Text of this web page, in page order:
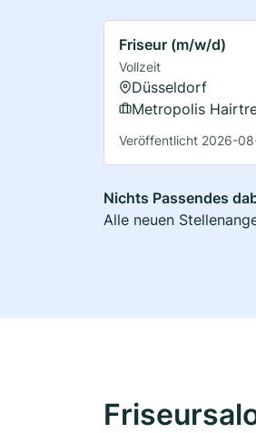
Friseur (m/w/d)
Vollzeit
Düsseldorf
Metropolis
Veröffentlicht 2026-
Nichts Passendes
Alle neuen